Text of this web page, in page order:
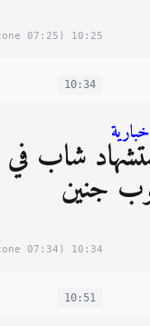
10:25
(07:25 in your timezone)
10:34
شاب في
جنين
10:34
(07:34 in your timezone)
10:51